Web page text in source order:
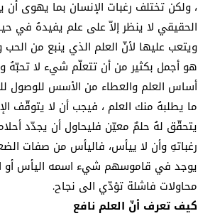
، ولكن تختلف رغبات الإنسان بما يهوى أن
الحقيقي لا ينظر إلاّ على علم يفيدهُ في
ويتعب عليها لأنّ العلم الذي ينبع من الحب
هو أجمل بكثير من أن تتعلّم شيء لا تحبّهُ
أساس العلم والعطاء من الأسس للوصول
ما يطلبهُ منك العلم ، فيجب أن لا يتوقّف
يتحقّق لهُ حلمٌ معيّن فليحاول أن يجدّد
رغباتهِ وأن لا ييأس، فاليأس من صفات
يوجد في قاموسهم شيء اسمه اليأس أو
محاولات فاشلة تؤدّي الى نجاح.
كيف تعرف أنّ العلم نافع